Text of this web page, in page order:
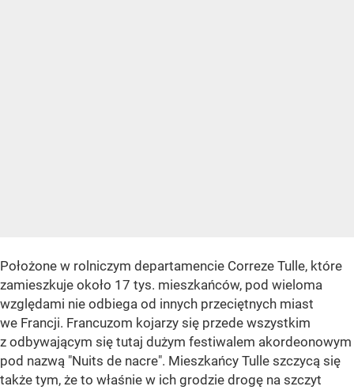
Położone w rolniczym departamencie Correze Tulle, które
zamieszkuje około 17 tys. mieszkańców, pod wieloma
względami nie odbiega od innych przeciętnych miast
we Francji. Francuzom kojarzy się przede wszystkim
z odbywającym się tutaj dużym festiwalem akordeonowym
pod nazwą "Nuits de nacre". Mieszkańcy Tulle szczycą się
także tym, że to właśnie w ich grodzie drogę na szczyt